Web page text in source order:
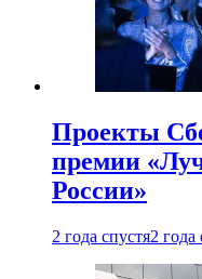
Проекты
премии
России»
2 года спустя2 года